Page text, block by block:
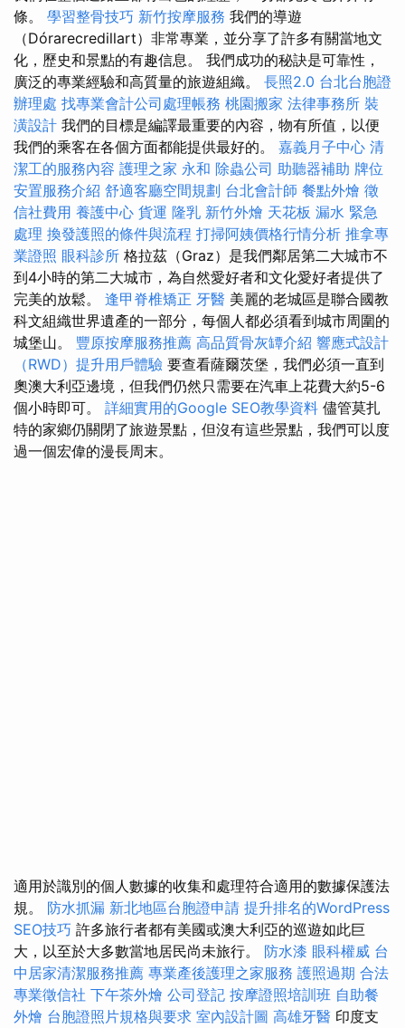
條。 學習整骨技巧 新竹按摩服務 我們的導遊
（Dórarecredillart）非常專業，並分享了許多有關當地文
化，歷史和景點的有趣信息。 我們成功的秘訣是可靠性，
廣泛的專業經驗和高質量的旅遊組織。 長照2.0 台北台胞證
辦理處 找專業會計公司處理帳務 桃園搬家 法律事務所 裝
潢設計 我們的目標是編譯最重要的內容，物有所值，以便
我們的乘客在各個方面都能提供最好的。 嘉義月子中心 清
潔工的服務內容 護理之家 永和 除蟲公司 助聽器補助 牌位
安置服務介紹 舒適客廳空間規劃 台北會計師 餐點外燴 徵
信社費用 養護中心 貨運 隆乳 新竹外燴 天花板 漏水 緊急
處理 換發護照的條件與流程 打掃阿姨價格行情分析 推拿專
業證照 眼科診所 格拉茲（Graz）是我們鄰居第二大城市不
到4小時的第二大城市，為自然愛好者和文化愛好者提供了
完美的放鬆。 逢甲脊椎矯正 牙醫 美麗的老城區是聯合國教
科文組織世界遺產的一部分，每個人都必須看到城市周圍的
城堡山。 豐原按摩服務推薦 高品質骨灰罈介紹 響應式設計
（RWD）提升用戶體驗 要查看薩爾茨堡，我們必須一直到
奧澳大利亞邊境，但我們仍然只需要在汽車上花費大約5-6
個小時即可。 詳細實用的Google SEO教學資料 儘管莫扎
特的家鄉仍關閉了旅遊景點，但沒有這些景點，我們可以度
過一個宏偉的漫長周末。
適用於識別的個人數據的收集和處理符合適用的數據保護法
規。 防水抓漏 新北地區台胞證申請 提升排名的WordPress
SEO技巧 許多旅行者都有美國或澳大利亞的巡遊如此巨
大，以至於大多數當地居民尚未旅行。 防水漆 眼科權威 台
中居家清潔服務推薦 專業產後護理之家服務 護照過期 合法
專業徵信社 下午茶外燴 公司登記 按摩證照培訓班 自助餐
外燴 台胞證照片規格與要求 室內設計圖 高雄牙醫 印度支